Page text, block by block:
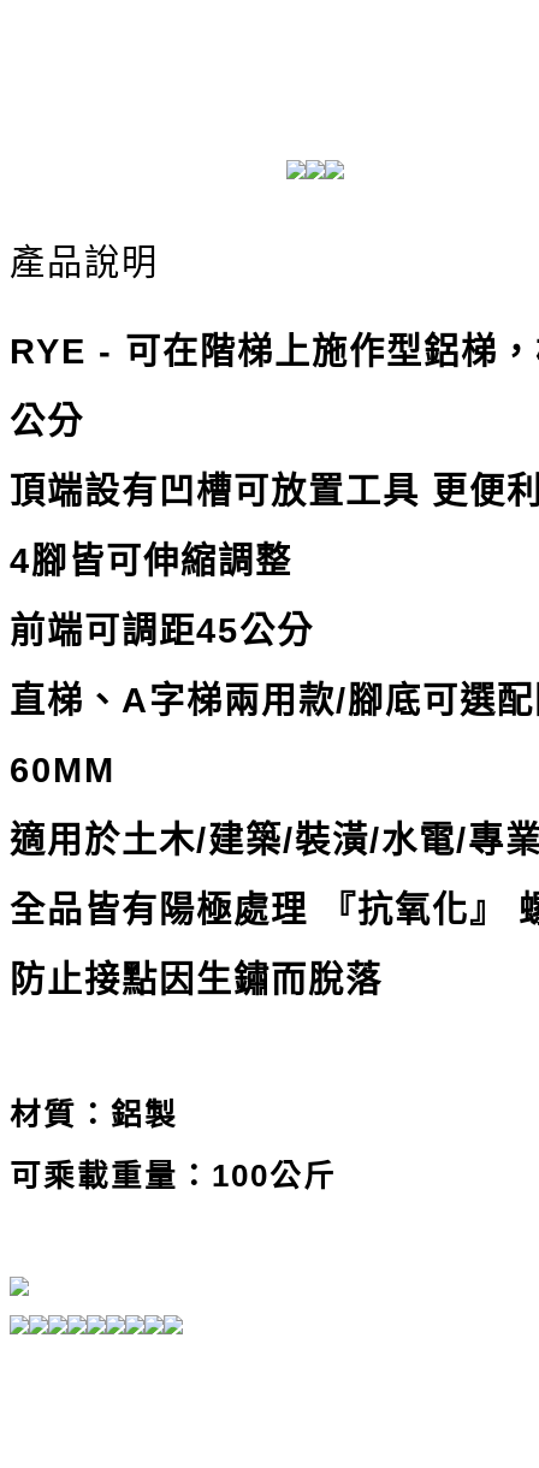
產品說明
RYE - 可在階梯上施作型鋁梯
公分
頂端設有凹槽可放置工具 更便
4腳皆可伸縮調整
前端可調距45公分
直梯、A字梯兩用款/腳底可選
60MM
適用於土木/建築/裝潢/水電/專
全品皆有陽極處理 『抗氧化』
防止接點因生鏽而脫落
材質：鋁製
可乘載重量：100公斤